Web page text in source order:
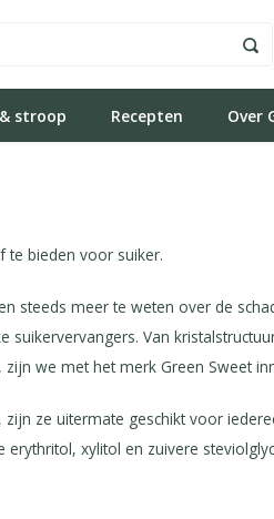
stroop Recepten Over
te bieden voor suiker.
meer te weten over de
Van
we met het merk Green Sweet
ze uitermate geschikt voor
xylitol en zuivere